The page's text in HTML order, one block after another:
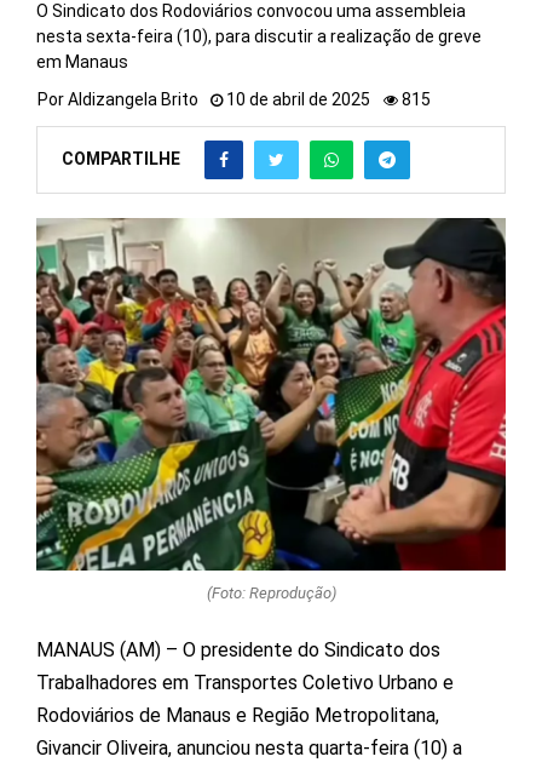
O Sindicato dos Rodoviários convocou uma assembleia
nesta sexta-feira (10), para discutir a realização de greve
em Manaus
PorAldizangela Brito 10 de abril de 2025 815
COMPARTILHE
(Foto: Reprodução)
MANAUS (AM) – O presidente do Sindicato dos
Trabalhadores em Transportes Coletivo Urbano e
Rodoviários de Manaus e Região Metropolitana,
Givancir Oliveira, anunciou nesta quarta-feira (10) a